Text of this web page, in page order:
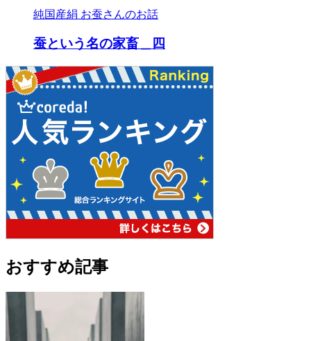
純国産絹 お蚕さんのお話
蚕という名の家畜＿四
おすすめ記事